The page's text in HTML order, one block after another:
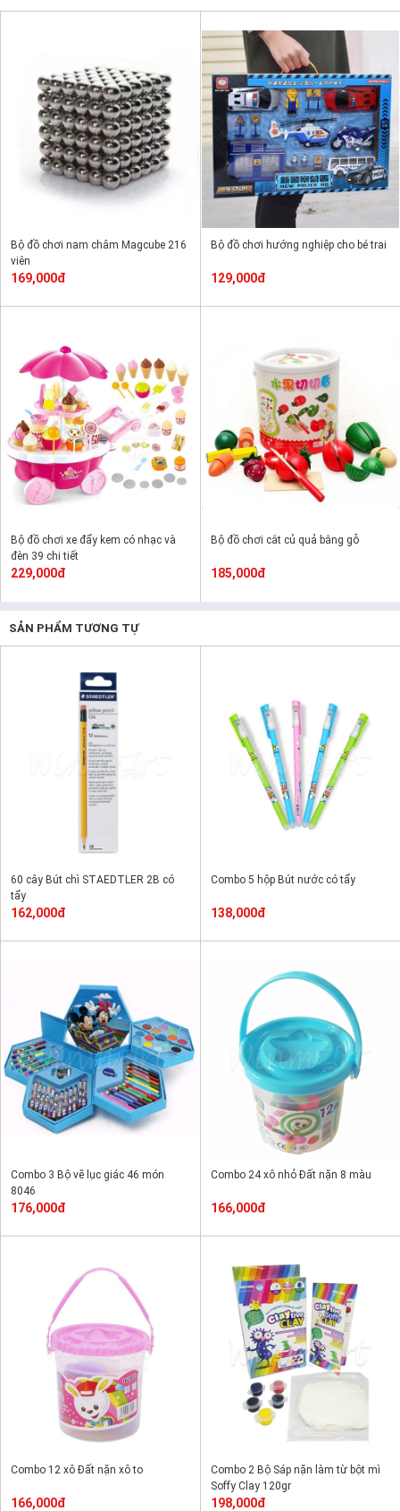
Bộ đồ chơi nam châm Magcube 216
viên
169,000đ
Bộ đồ chơi hướng nghiệp cho bé trai
129,000đ
Bộ đồ chơi xe đẩy kem có nhạc và
đèn 39 chi tiết
229,000đ
Bộ đồ chơi cắt củ quả bằng gỗ
185,000đ
SẢN PHẨM TƯƠNG TỰ
60 cây Bút chì STAEDTLER 2B có
tẩy
162,000đ
Combo 5 hộp Bút nước có tẩy
138,000đ
Combo 3 Bộ vẽ lục giác 46 món
8046
176,000đ
Combo 24 xô nhỏ Đất nặn 8 màu
166,000đ
Combo 12 xô Đất nặn xô to
166,000đ
Combo 2 Bộ Sáp nặn làm từ bột mì
Soffy Clay 120gr
198,000đ